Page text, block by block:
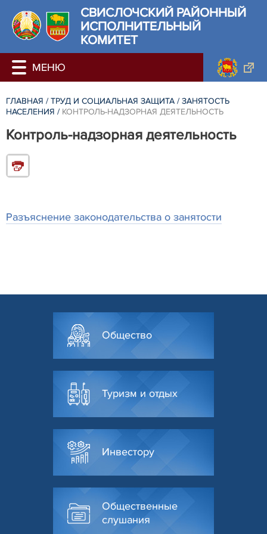
СВИСЛОЧСКИЙ РАЙОННЫЙ
ИСПОЛНИТЕЛЬНЫЙ
КОМИТЕТ
ГЛАВНАЯ / ТРУД И СОЦИАЛЬНАЯ ЗАЩИТА / ЗАНЯТОСТЬ
НАСЕЛЕНИЯ / КОНТРОЛЬ-НАДЗОРНАЯ ДЕЯТЕЛЬНОСТЬ
Контроль-надзорная деятельность
Разъяснение законодательства о занятости
Общество
Туризм и отдых
Инвестору
Общественные
слушания